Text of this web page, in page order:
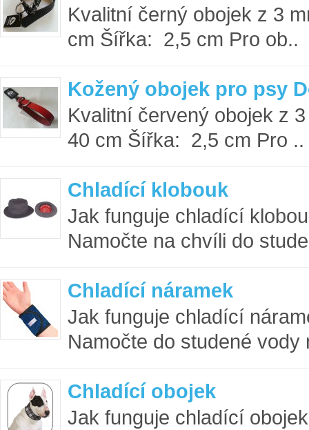
Kvalitní černý obojek z 3
cm Šířka: 2,5 cm Pro ob..
Kožený obojek pro psy
Kvalitní červený obojek z
40 cm Šířka: 2,5 cm Pro ..
Chladící klobouk
Jak funguje chladící
Namočte na chvíli do
Chladící náramek
Jak funguje chladící
Namočte do studené vody
Chladící obojek
Jak funguje chladící